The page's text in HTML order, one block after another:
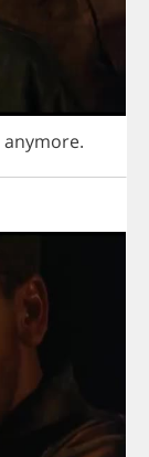
anymore.